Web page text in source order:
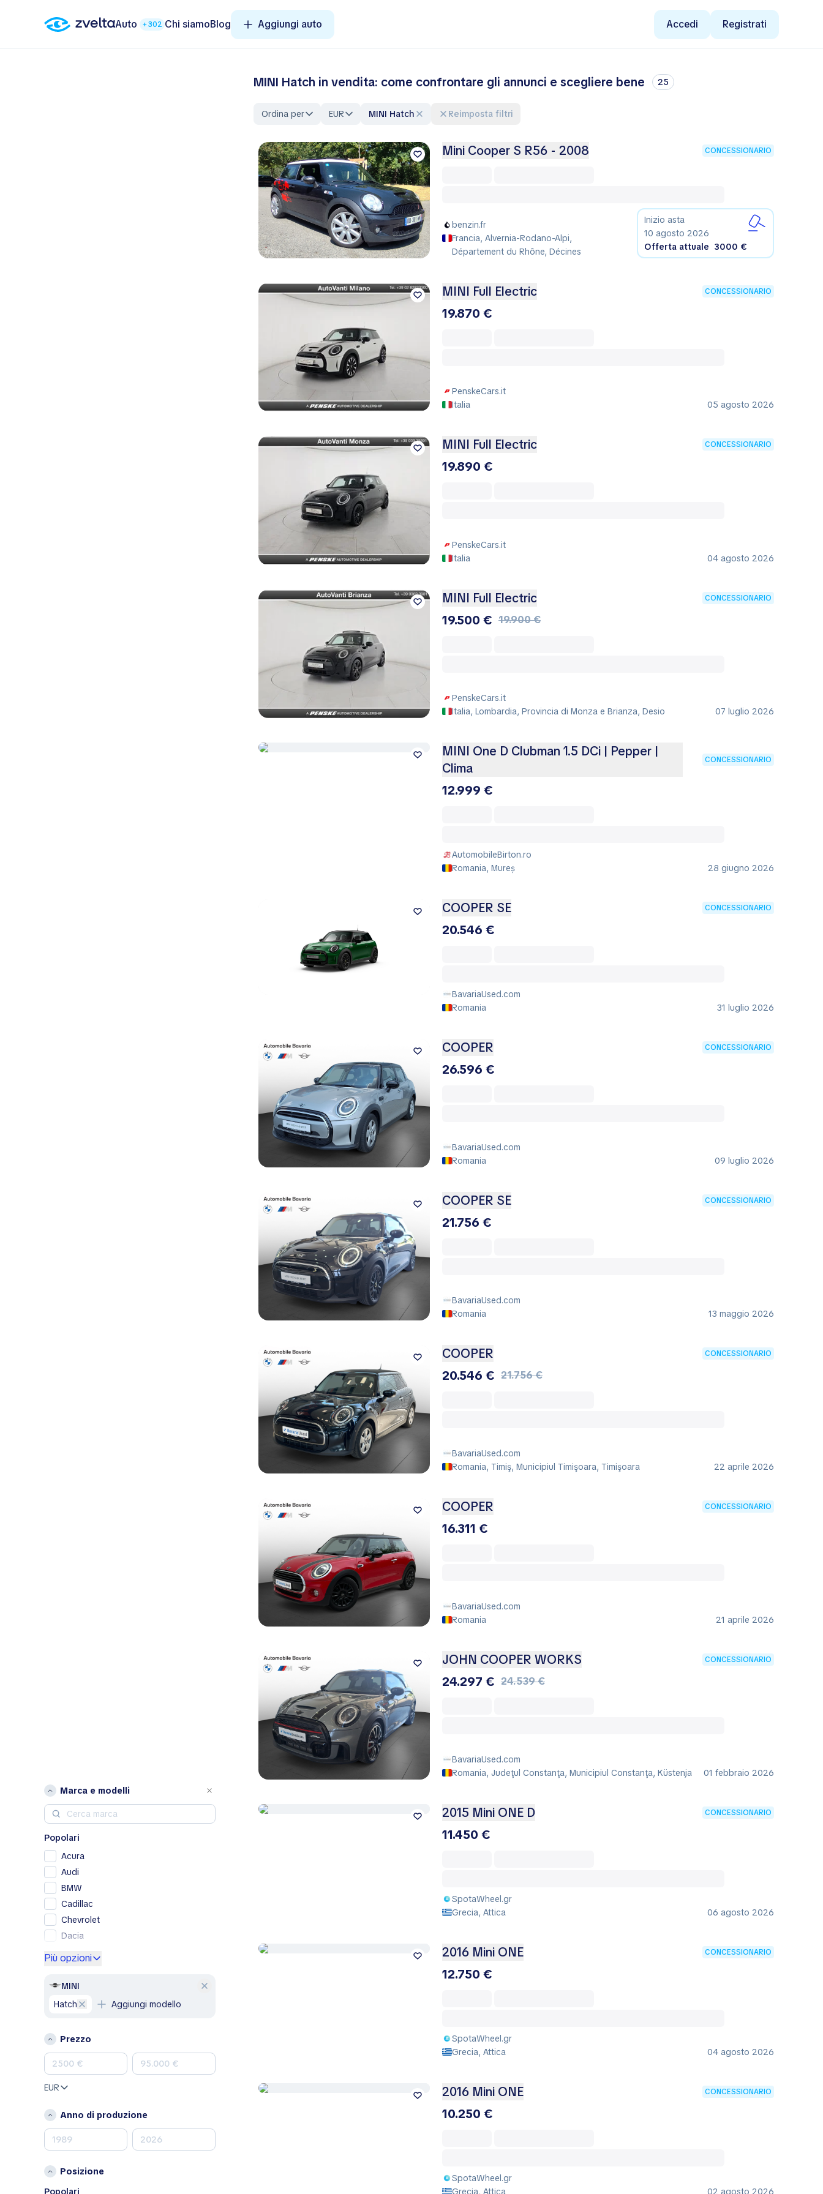
Auto +302 Chi siamoBlog Aggiungi auto Accedi Registrati
Marca e modelli
Popolari
Acura
Audi
BMW
Cadillac
Chevrolet
Dacia
Ford
GMC
Honda
Land Rover
Mercedes-Benz
MINI
Nissan
Peugeot
Porsche
Più opzioni
MINI
Hatch
Aggiungi modello
Prezzo
EUR
Anno di produzione
Posizione
Popolari
MINI Hatch in vendita: come confrontare gli annunci e scegliere bene 25
Ordina per EUR MINI Hatch Reimposta filtri
Mini Cooper S R56 - 2008 CONCESSIONARIO
benzin.fr
Francia, Alvernia-Rodano-Alpi,
Département du Rhône, Décines
Inizio asta
10 agosto 2026
Offerta attuale 3000 €
MINI Full Electric CONCESSIONARIO
19.870 €
PenskeCars.it
Italia
05 agosto 2026
MINI Full Electric CONCESSIONARIO
19.890 €
PenskeCars.it
Italia
04 agosto 2026
MINI Full Electric CONCESSIONARIO
19.500 € 19.900 €
PenskeCars.it
Italia, Lombardia, Provincia di Monza e Brianza, Desio
07 luglio 2026
MINI One D Clubman 1.5 DCi | Pepper |
Clima
CONCESSIONARIO
12.999 €
AutomobileBirton.ro
Romania, Mureș
28 giugno 2026
COOPER SE CONCESSIONARIO
20.546 €
BavariaUsed.com
Romania
31 luglio 2026
COOPER CONCESSIONARIO
26.596 €
BavariaUsed.com
Romania
09 luglio 2026
COOPER SE CONCESSIONARIO
21.756 €
BavariaUsed.com
Romania
13 maggio 2026
COOPER CONCESSIONARIO
20.546 € 21.756 €
BavariaUsed.com
Romania, Timiş, Municipiul Timişoara, Timişoara
22 aprile 2026
COOPER CONCESSIONARIO
16.311 €
BavariaUsed.com
Romania
21 aprile 2026
JOHN COOPER WORKS CONCESSIONARIO
24.297 € 24.539 €
BavariaUsed.com
Romania, Judeţul Constanţa, Municipiul Constanţa, Küstenja
01 febbraio 2026
2015 Mini ONE D CONCESSIONARIO
11.450 €
SpotaWheel.gr
Grecia, Attica
06 agosto 2026
2016 Mini ONE CONCESSIONARIO
12.750 €
SpotaWheel.gr
Grecia, Attica
04 agosto 2026
2016 Mini ONE CONCESSIONARIO
10.250 €
SpotaWheel.gr
Grecia, Attica
02 agosto 2026